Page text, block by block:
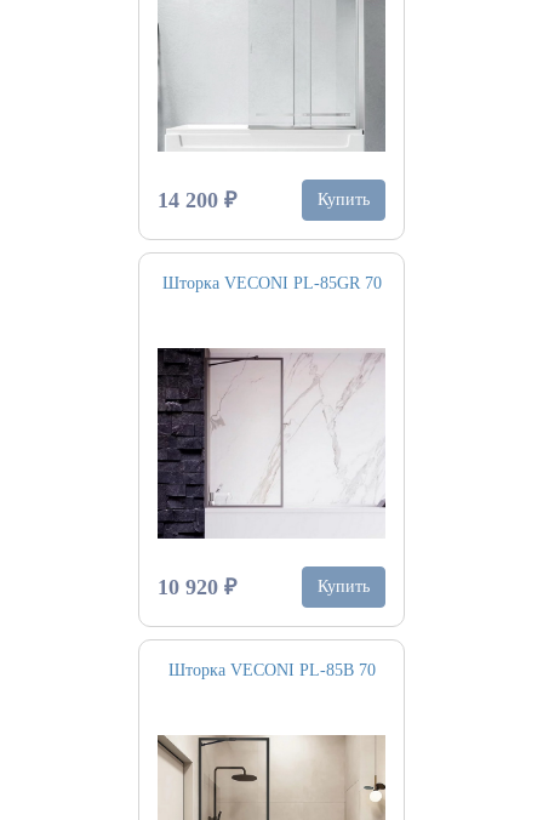
14 200 ₽ Купить
Шторка VECONI PL-85GR 70
10 920 ₽ Купить
Шторка VECONI PL-85B 70